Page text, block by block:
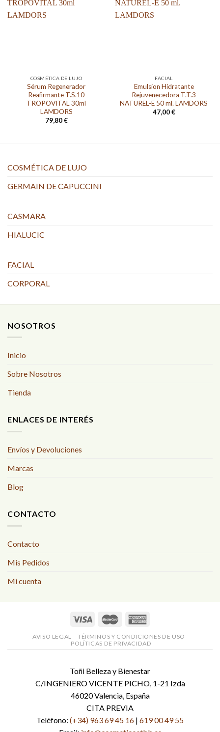
COSMÉTICA DE LUJO
Sérum Regenerador
Reafirmante T.S.10
TROPOVITAL 30ml
LAMDORS
79,80€
FACIAL
Emulsion Hidratante
Rejuvenecedora T.T.3
NATUREL-E 50 ml. LAMDORS
47,00€
COSMÉTICA DE LUJO
GERMAIN DE CAPUCCINI
CASMARA
HIALUCIC
FACIAL
CORPORAL
NOSOTROS
Inicio
Sobre Nosotros
Tienda
ENLACES DE INTERÉS
Envíos y Devoluciones
Marcas
Blog
CONTACTO
Contacto
Mis Pedidos
Mi cuenta
AVISO LEGAL
TÉRMINOS Y CONDICIONES DE USO
POLÍTICAS DE PRIVACIDAD
Toñi Belleza y Bienestar
C/INGENIERO VICENTE PICHO, 1-21 Izda
46020 Valencia, España
CITA PREVIA
Teléfono: (+34) 963 69 45 16 | 619 00 49 55